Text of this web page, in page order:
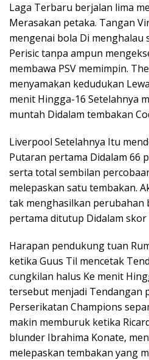
Laga Terbaru berjalan lima
Merasakan petaka. Tangan
mengenai bola Di menghalau
Perisic tanpa ampun
membawa PSV memimpin.
menyamakan kedudukan
menit Hingga-16 Setelahnya
muntah Didalam tembakan
Liverpool Setelahnya Itu
Putaran pertama Didalam 66
serta total sembilan
melepaskan satu tembakan.
tak menghasilkan perubahan
pertama ditutup Didalam skor
Harapan pendukung tuan
ketika Guus Til mencetak
cungkilan halus Ke menit
tersebut menjadi Tendangan
Perserikatan Champions
makin memburuk ketika
blunder Ibrahima Konate,
melepaskan tembakan yang